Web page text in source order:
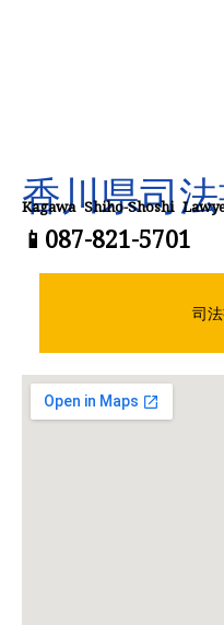
香川県司
Kagawa Shiho-Shoshi
📱087-821-5701
司